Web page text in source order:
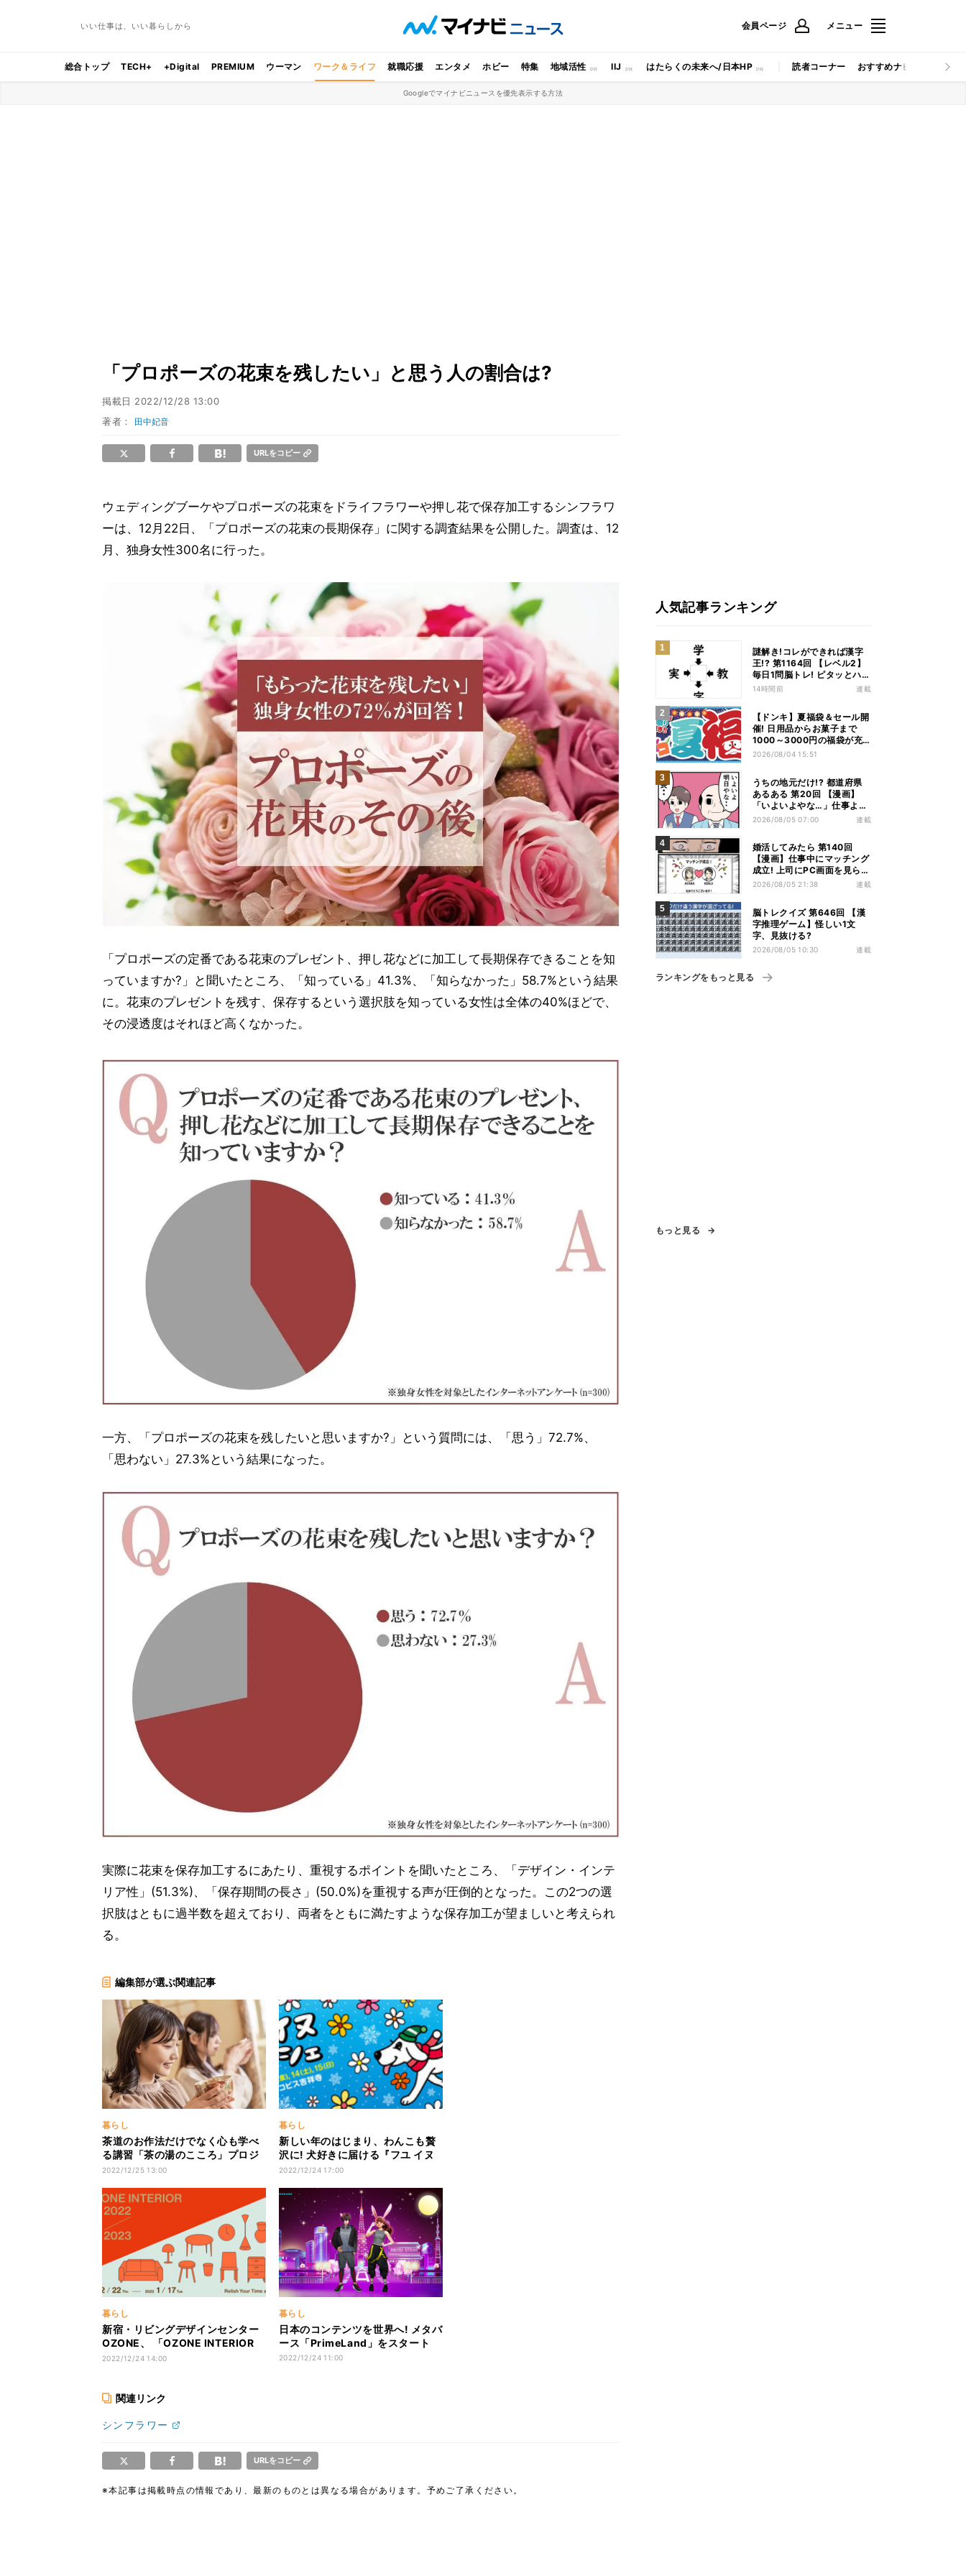
いい仕事は、いい暮らしから 会員ページ メニュー
総合トップ TECH+ +Digital PREMIUM ウーマン ワーク＆ライフ 就職応援 エンタメ ホビー 特集 地域活性 IIJ はたらくの未来へ/日本HP 読者コーナー おすすめナビ マイナビ
Googleでマイナビニュースを優先表示する方法
「プロポーズの花束を残したい」と思う人の割合は?
掲載日 2022/12/28 13:00
著者： 田中妃音
URLをコピー
ウェディングブーケやプロポーズの花束をドライフラワーや押し花で保存加工するシンフラワ
ーは、12月22日、「プロポーズの花束の長期保存」に関する調査結果を公開した。調査は、12
月、独身女性300名に行った。
「プロポーズの定番である花束のプレゼント、押し花などに加工して長期保存できることを知
っていますか?」と聞いたところ、「知っている」41.3%、「知らなかった」58.7%という結果
に。花束のプレゼントを残す、保存するという選択肢を知っている女性は全体の40%ほどで、
その浸透度はそれほど高くなかった。
一方、「プロポーズの花束を残したいと思いますか?」という質問には、「思う」72.7%、
「思わない」27.3%という結果になった。
実際に花束を保存加工するにあたり、重視するポイントを聞いたところ、「デザイン・インテ
リア性」(51.3%)、「保存期間の長さ」(50.0%)を重視する声が圧倒的となった。この2つの選
択肢はともに過半数を超えており、両者をともに満たすような保存加工が望ましいと考えられ
る。
編集部が選ぶ関連記事
暮らし
茶道のお作法だけでなく心も学べ
る講習「茶の湯のこころ」プロジ
ェクト開始
2022/12/25 13:00
暮らし
新しい年のはじまり、わんこも贅
沢に! 犬好きに届ける『フユ イヌ
マルシェ』を1月13日～15日開催
2022/12/24 17:00
暮らし
新宿・リビングデザインセンター
OZONE、 「OZONE INTERIOR
SALE 2022-2023 愉しむ家時
2022/12/24 14:00
暮らし
日本のコンテンツを世界へ! メタバ
ース「PrimeLand」をスタート
2022/12/24 11:00
関連リンク
シンフラワー
URLをコピー
※本記事は掲載時点の情報であり、最新のものとは異なる場合があります。予めご了承ください。
人気記事ランキング
謎解き!コレができれば漢字
王!? 第1164回 【レベル2】
毎日1問脳トレ! ピタッとハマ
る漢字はどれだ?
14時間前 連載
【ドンキ】夏福袋＆セール開
催! 日用品からお菓子まで
1000～3000円の福袋が充
実、家電やアパレルなど人気
2026/08/04 15:51
うちの地元だけ!? 都道府県
あるある 第20回 【漫画】
「いよいよやな…」仕事より
優先は当然!? 兵庫県民の“祭
2026/08/05 07:00 連載
婚活してみたら 第140回
【漫画】仕事中にマッチング
成立! 上司にPC画面を見られ
た結果…
2026/08/05 21:38 連載
脳トレクイズ 第646回 【漢
字推理ゲーム】怪しい1文
字、見抜ける?
2026/08/05 10:30 連載
ランキングをもっと見る
もっと見る